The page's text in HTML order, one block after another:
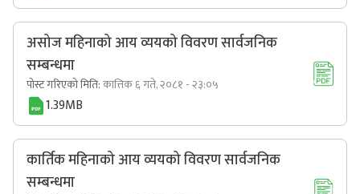
असोज महिनाको आय व्ययको विवरण सार्वजनिक
सम्बन्धमा
पोस्ट गरिएको मिति:कात्तिक ६ गते, २०८१ - २३:०५
1.39MB
कार्तिक महिनाको आय व्ययको विवरण सार्वजनिक
सम्बन्धमा